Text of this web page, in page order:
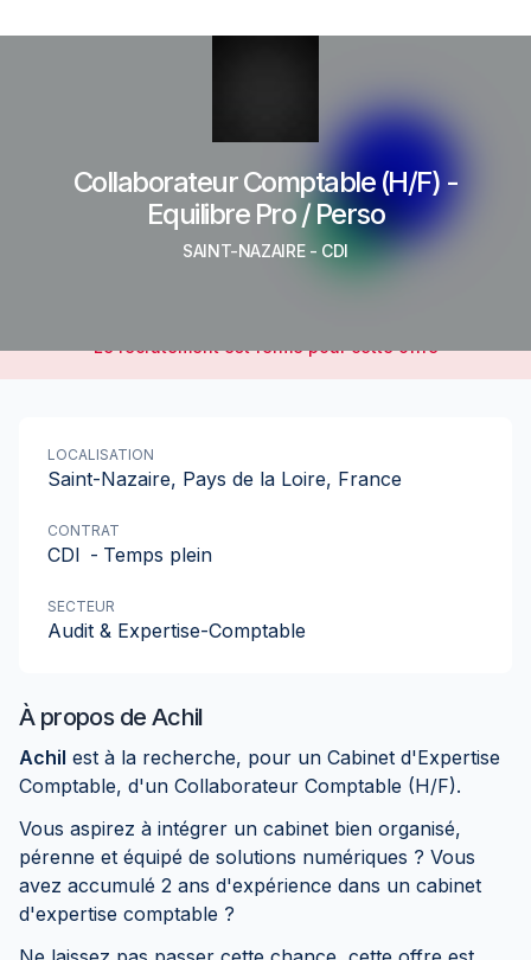
Collaborateur Comptable (H/F) -
Equilibre Pro / Perso
SAINT-NAZAIRE - CDI
Le recrutement est fermé pour cette offre
À propos de Achil
Achil est à la recherche, pour un Cabinet d'Expertise
Comptable, d'un Collaborateur Comptable (H/F).
Vous aspirez à intégrer un cabinet bien organisé,
pérenne et équipé de solutions numériques ? Vous
avez accumulé 2 ans d'expérience dans un cabinet
d'expertise comptable ?
LOCALISATION
Saint-Nazaire, Pays de la Loire, France
CONTRAT
CDI - Temps plein
SECTEUR
Audit & Expertise-Comptable